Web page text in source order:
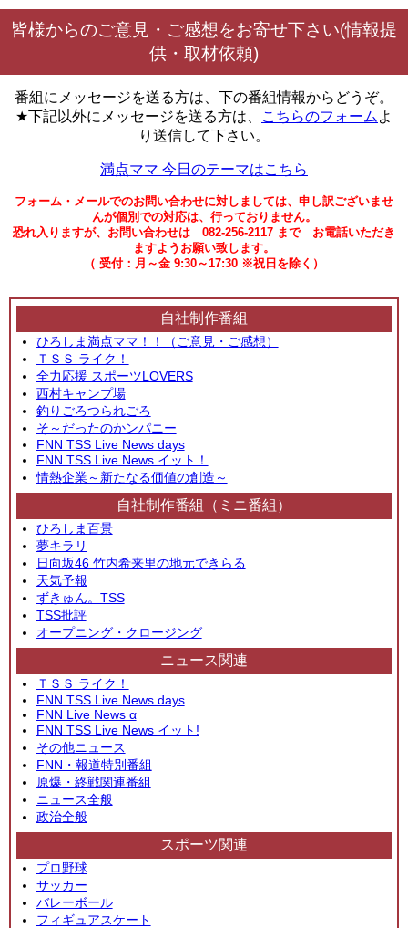
皆様からのご意見・ご感想をお寄せ下さい(情報提
供・取材依頼)
番組にメッセージを送る方は、下の番組情報からどうぞ。
★下記以外にメッセージを送る方は、
こちらのフォーム よ
り送信して下さい。
満点ママ 今日のテーマはこちら
フォーム・メールでのお問い合わせに対しましては、申し訳ございませ
んが個別での対応は、行っておりません。
恐れ入りますが、お問い合わせは 082-256-2117 まで お電話いただき
ますようお願い致します。
（ 受付：月～金 9:30～17:30 ※祝日を除く）
自社制作番組
ひろしま満点ママ！！（ご意見・ご感想）
ＴＳＳ ライク！
全力応援 スポーツLOVERS
西村キャンプ場
釣りごろつられごろ
そ～だったのかンパニー
FNN TSS Live News days
FNN TSS Live News イット！
情熱企業～新たなる価値の創造～
自社制作番組（ミニ番組）
ひろしま百景
夢キラリ
日向坂46 竹内希来里の地元できらる
天気予報
ずきゅん。TSS
TSS批評
オープニング・クロージング
ニュース関連
ＴＳＳ ライク！
FNN TSS Live News days
FNN Live News α
FNN TSS Live News イット!
その他ニュース
FNN・報道特別番組
原爆・終戦関連番組
ニュース全般
政治全般
スポーツ関連
プロ野球
サッカー
バレーボール
フィギュアスケート